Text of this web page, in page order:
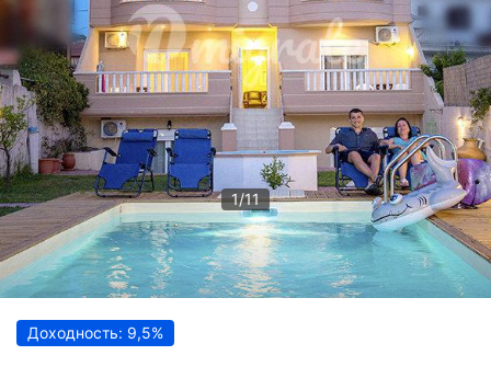
1/11
Доходность: 9,5%